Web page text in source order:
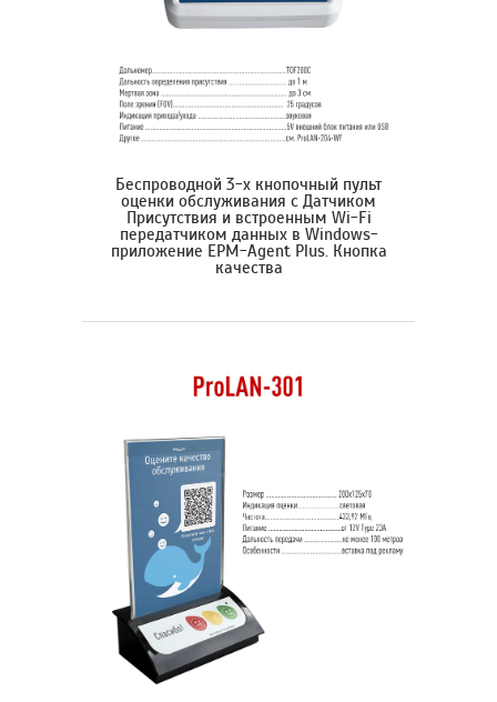
Беспроводной 3-х кнопочный пульт
оценки обслуживания с Датчиком
Присутствия и встроенным Wi-Fi
передатчиком данных в Windows-
приложение EPM-Agent Plus. Кнопка
качества